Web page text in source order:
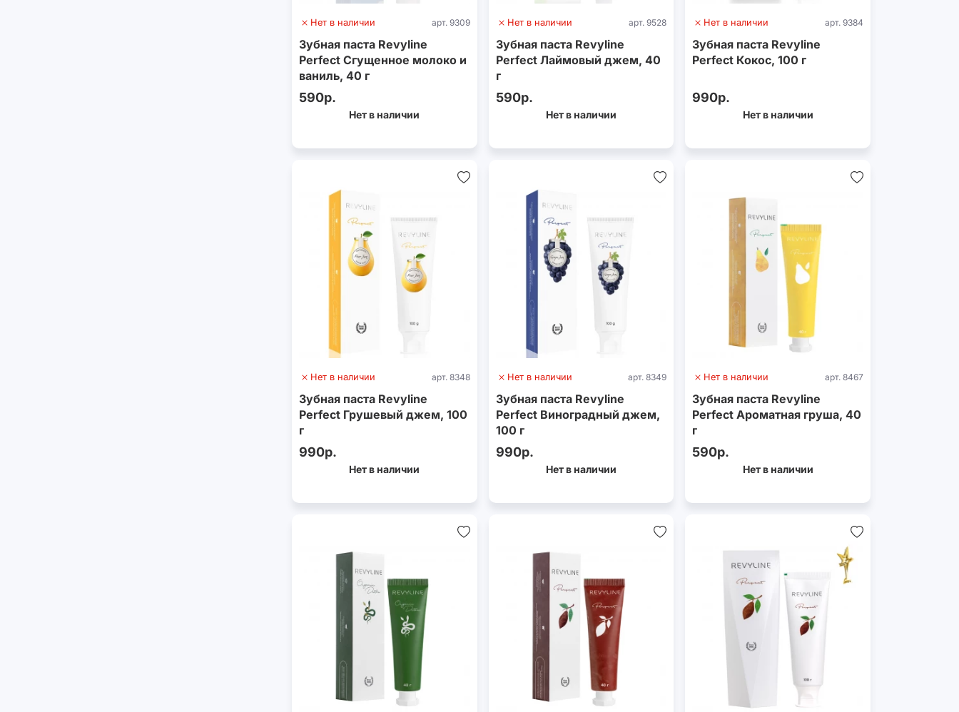
Нет в наличии арт. 9309
Зубная паста Revyline
Perfect Сгущенное молоко и
ваниль, 40 г
590р.
Нет в наличии
Нет в наличии арт. 9528
Зубная паста Revyline
Perfect Лаймовый джем, 40
г
590р.
Нет в наличии
Нет в наличии арт. 9384
Зубная паста Revyline
Perfect Кокос, 100 г
990р.
Нет в наличии
Нет в наличии арт. 8348
Зубная паста Revyline
Perfect Грушевый джем, 100
г
990р.
Нет в наличии
Нет в наличии арт. 8349
Зубная паста Revyline
Perfect Виноградный джем,
100 г
990р.
Нет в наличии
Нет в наличии арт. 8467
Зубная паста Revyline
Perfect Ароматная груша, 40
г
590р.
Нет в наличии